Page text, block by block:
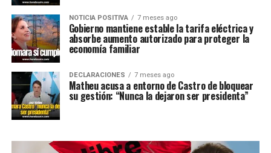
NOTICIA POSITIVA 7 meses ago
Gobierno mantiene estable la tarifa eléctrica y
absorbe aumento autorizado para proteger la
economía familiar
DECLARACIONES 7 meses ago
Matheu acusa a entorno de Castro de bloquear
su gestión: “Nunca la dejaron ser presidenta”